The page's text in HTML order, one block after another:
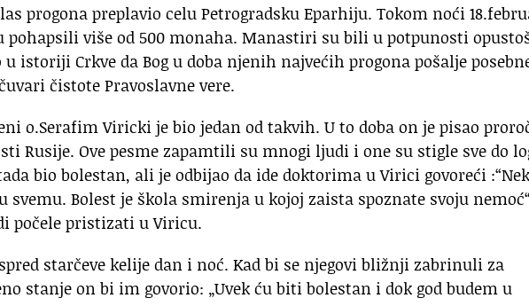
progona preplavio celu Petrogradsku Eparhiju. Tokom noći
pohapsili više od 500 monaha. Manastiri su bili u potpunosti
u istoriji Crkve da Bog u doba njenih najvećih progona pošalje
čistote Pravoslavne vere.
o.Serafim Viricki je bio jedan od takvih. U to doba on je pisao
Rusije. Ove pesme zapamtili su mnogi ljudi i one su stigle sve do
bio bolestan, ali je odbijao da ide doktorima u Virici govoreći :“Nek
svemu. Bolest je škola smirenja u kojoj zaista spoznate svoju nemoć“
počele pristizati u Viricu.
starčeve kelije dan i noć. Kad bi se njegovi bližnji zabrinuli za
stanje on bi im govorio: „Uvek ću biti bolestan i dok god budem u